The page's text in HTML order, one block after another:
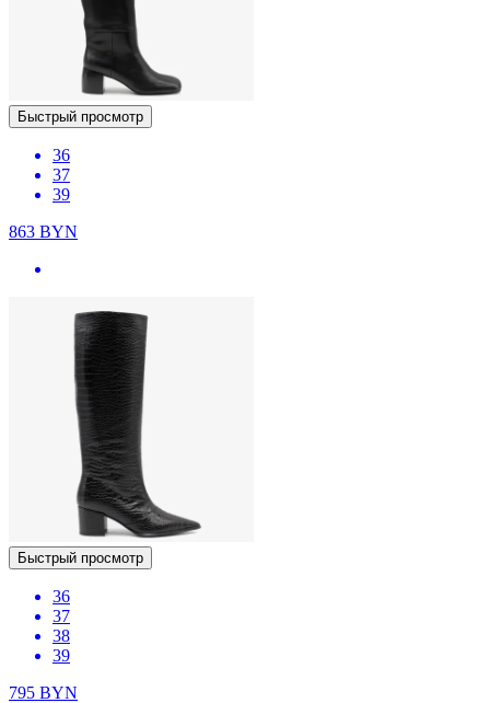
Быстрый просмотр
36
37
39
863 BYN
Быстрый просмотр
36
37
38
39
795 BYN